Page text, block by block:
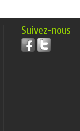
Suivez-nous